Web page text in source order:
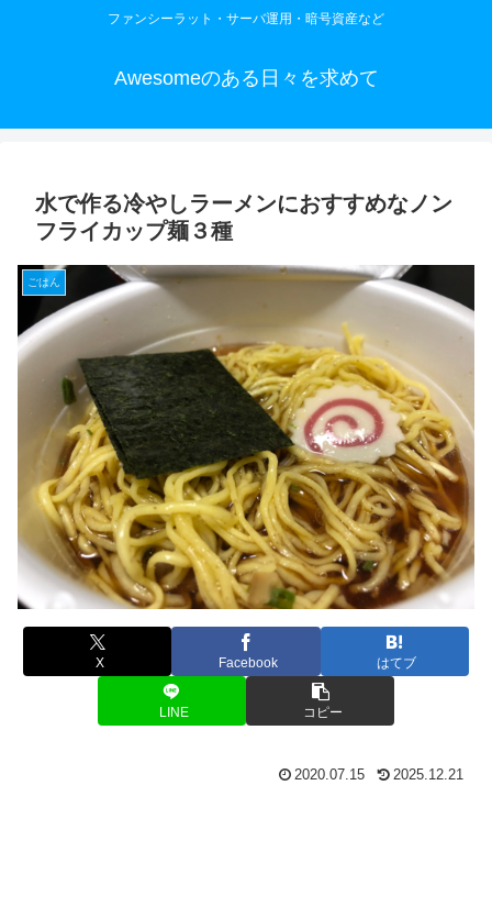
ファンシーラット・サーバ運用・暗号資産など
Awesomeのある日々を求めて
水で作る冷やしラーメンにおすすめなノン
フライカップ麺３種
ごはん
X Facebook はてブ
LINE コピー
2020.07.15 2025.12.21